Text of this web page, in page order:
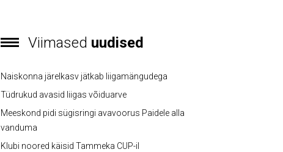
Viimased uudised
Naiskonna järelkasv jätkab liigamängudega
Tüdrukud avasid liigas võiduarve
Meeskond pidi sügisringi avavoorus Paidele alla
vanduma
Klubi noored käisid Tammeka CUP-il